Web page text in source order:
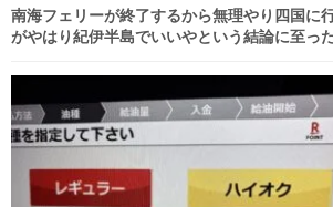
南海フェリーが終了するから無理やり四国に
がやはり紀伊半島でいいやという結論に至っ